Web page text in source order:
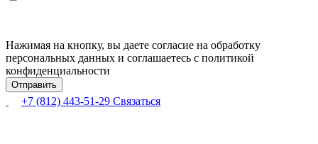
Нажимая на кнопку, вы даете согласие на обработку
персональных данных и соглашаетесь с политикой
конфиденциальности
+7 (812) 443-51-29 Связаться